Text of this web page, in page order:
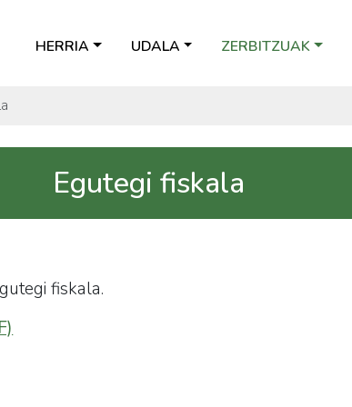
HERRIA UDALA ZERBITZUAK
Egutegi fiskala
fiskala.